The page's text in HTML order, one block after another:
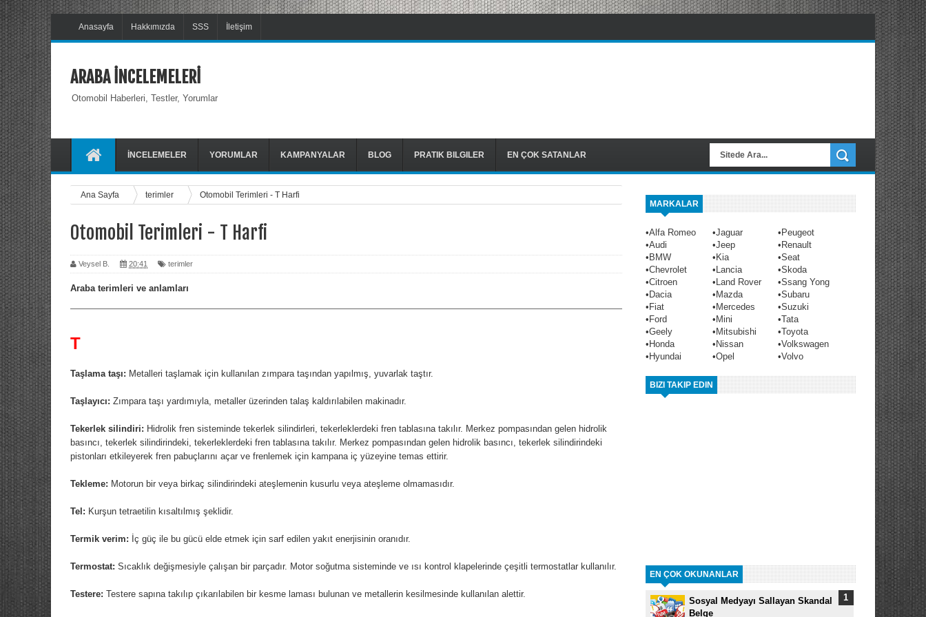
Anasayfa Hakkımızda SSS İletişim
ARABA İNCELEMELERİ
Otomobil Haberleri, Testler, Yorumlar
İNCELEMELER YORUMLAR KAMPANYALAR BLOG PRATIK BILGILER EN ÇOK SATANLAR
Ana Sayfa terimler Otomobil Terimleri - T Harfi
Otomobil Terimleri - T Harfi
Veysel B. 20:41 terimler
Araba terimleri ve anlamları
T
Taşlama taşı: Metalleri taşlamak için kullanılan zımpara taşından yapılmış, yuvarlak taştır.
Taşlayıcı: Zımpara taşı yardımıyla, metaller üzerinden talaş kaldırılabilen makinadır.
Tekerlek silindiri: Hidrolik fren sisteminde tekerlek silindirleri, tekerleklerdeki fren tablasına takılır. Merkez pompasından gelen hidrolik
basıncı, tekerlek silindirindeki, tekerleklerdeki fren tablasına takılır. Merkez pompasından gelen hidrolik basıncı, tekerlek silindirindeki
pistonları etkileyerek fren pabuçlarını açar ve frenlemek için kampana iç yüzeyine temas ettirir.
Tekleme: Motorun bir veya birkaç silindirindeki ateşlemenin kusurlu veya ateşleme olmamasıdır.
Tel: Kurşun tetraetilin kısaltılmış şeklidir.
Termik verim: İç güç ile bu gücü elde etmek için sarf edilen yakıt enerjisinin oranıdır.
Termostat: Sıcaklık değişmesiyle çalışan bir parçadır. Motor soğutma sisteminde ve ısı kontrol klapelerinde çeşitli termostatlar kullanılır.
Testere: Testere sapına takılıp çıkarılabilen bir kesme laması bulunan ve metallerin kesilmesinde kullanılan alettir.
MARKALAR
•Alfa Romeo •Jaguar •Peugeot
•Audi •Jeep •Renault
•BMW •Kia •Seat
•Chevrolet •Lancia •Skoda
•Citroen •Land Rover •Ssang Yong
•Dacia •Mazda •Subaru
•Fiat •Mercedes •Suzuki
•Ford •Mini •Tata
•Geely •Mitsubishi •Toyota
•Honda •Nissan •Volkswagen
•Hyundai •Opel •Volvo
BIZI TAKIP EDIN
EN ÇOK OKUNANLAR
Sosyal Medyayı Sallayan Skandal
Belge